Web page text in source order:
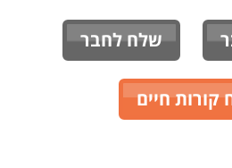
שלח לחבר
קורות חיים